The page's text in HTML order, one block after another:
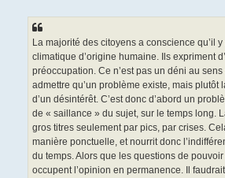
La majorité des citoyens a conscience qu’il
climatique d’origine humaine. Ils expriment
préoccupation. Ce n’est pas un déni au
admettre qu’un problème existe, mais plutôt
d’un désintérêt. C’est donc d’abord un
de « saillance » du sujet, sur le temps long.
gros titres seulement par pics, par crises.
manière ponctuelle, et nourrit donc
du temps. Alors que les questions de
occupent l’opinion en permanence. Il